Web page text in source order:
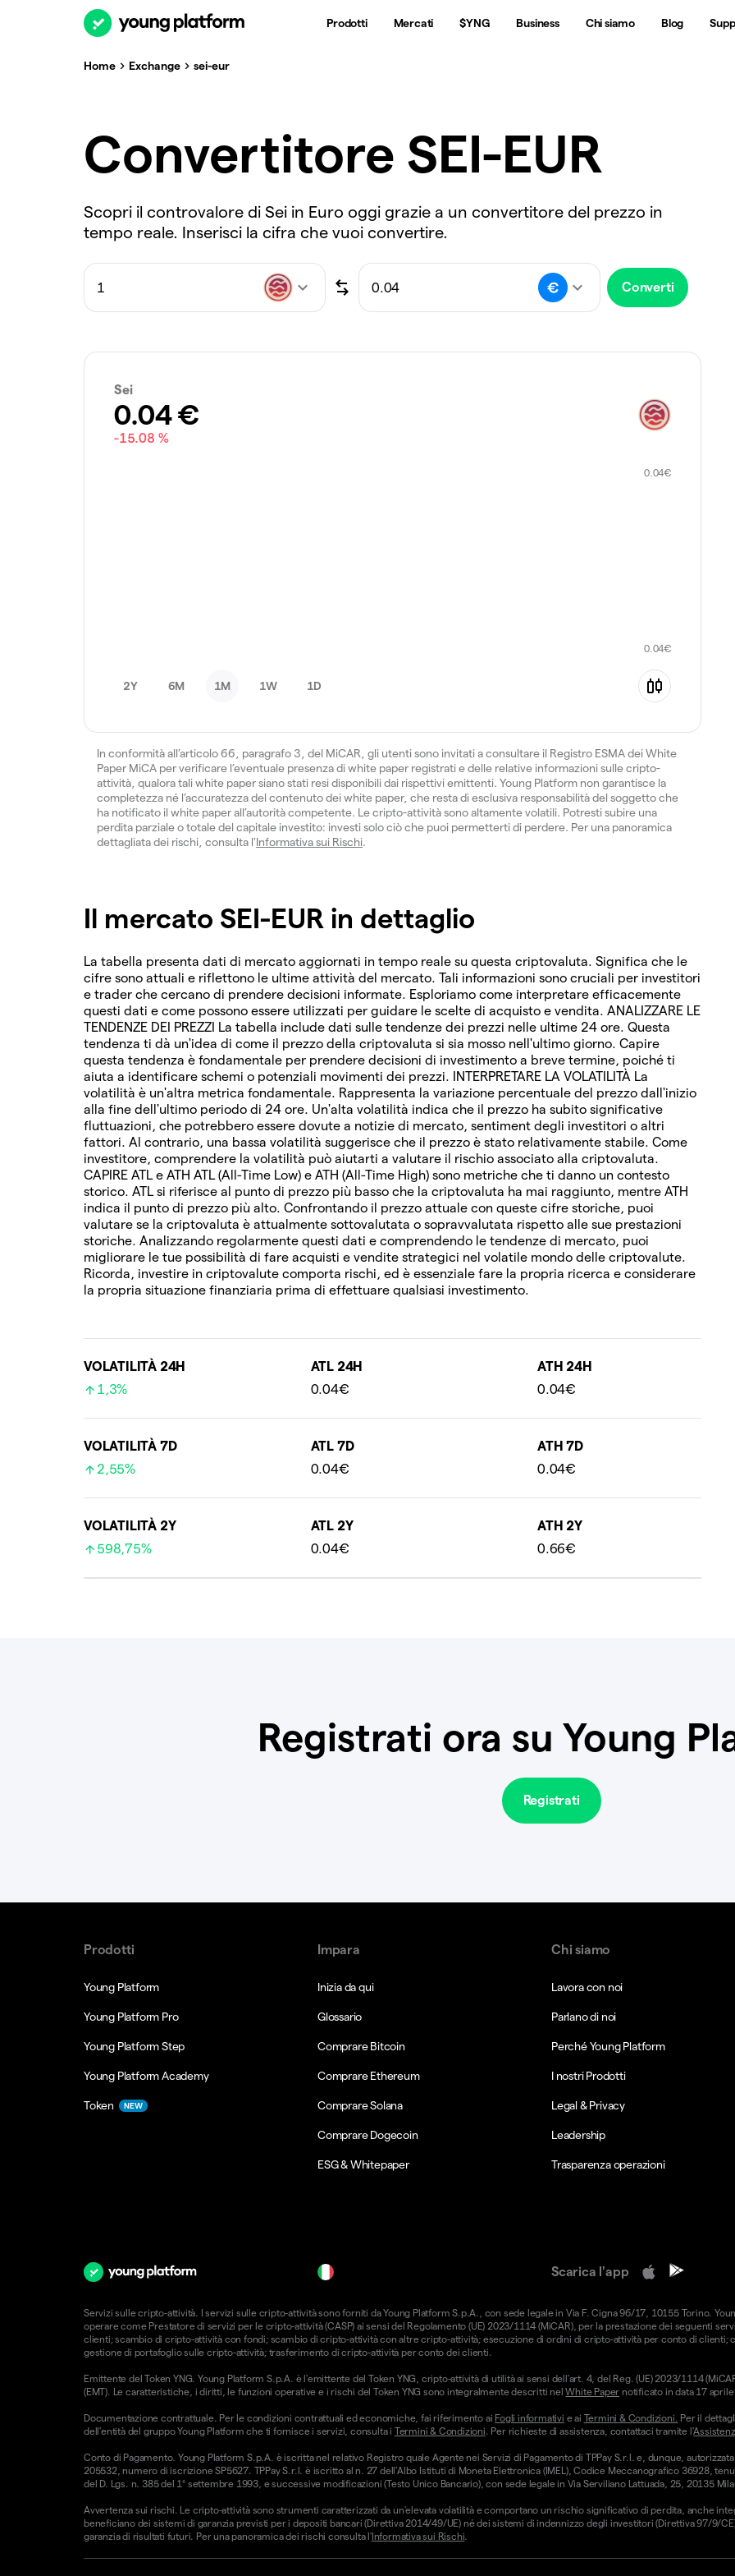
Prodotti Mercati $YNG Business Chi siamo Blog
Home Exchange sei-eur
Convertitore SEI-EUR
Scopri il controvalore di Sei in Euro oggi grazie a un convertitore del prezzo in
tempo reale. Inserisci la cifra che vuoi convertire.
Converti
Sei
0.04 €
-15.08 %
0.04€
0.04€
2Y 6M 1M 1W 1D
In conformità all’articolo 66, paragrafo 3, del MiCAR, gli utenti sono invitati a consultare il Registro ESMA dei White
Paper MiCA per verificare l’eventuale presenza di white paper registrati e delle relative informazioni sulle cripto-
attività, qualora tali white paper siano stati resi disponibili dai rispettivi emittenti. Young Platform non garantisce la
completezza né l’accuratezza del contenuto dei white paper, che resta di esclusiva responsabilità del soggetto che
ha notificato il white paper all’autorità competente. Le cripto-attività sono altamente volatili. Potresti subire una
perdita parziale o totale del capitale investito: investi solo ciò che puoi permetterti di perdere. Per una panoramica
dettagliata dei rischi, consulta l'Informativa sui Rischi.
Il mercato SEI-EUR in dettaglio
La tabella presenta dati di mercato aggiornati in tempo reale su questa criptovaluta. Significa che le
cifre sono attuali e riflettono le ultime attività del mercato. Tali informazioni sono cruciali per investitori
e trader che cercano di prendere decisioni informate. Esploriamo come interpretare efficacemente
questi dati e come possono essere utilizzati per guidare le scelte di acquisto e vendita. ANALIZZARE LE
TENDENZE DEI PREZZI La tabella include dati sulle tendenze dei prezzi nelle ultime 24 ore. Questa
tendenza ti dà un'idea di come il prezzo della criptovaluta si sia mosso nell'ultimo giorno. Capire
questa tendenza è fondamentale per prendere decisioni di investimento a breve termine, poiché ti
aiuta a identificare schemi o potenziali movimenti dei prezzi. INTERPRETARE LA VOLATILITÀ La
volatilità è un'altra metrica fondamentale. Rappresenta la variazione percentuale del prezzo dall'inizio
alla fine dell'ultimo periodo di 24 ore. Un'alta volatilità indica che il prezzo ha subito significative
fluttuazioni, che potrebbero essere dovute a notizie di mercato, sentiment degli investitori o altri
fattori. Al contrario, una bassa volatilità suggerisce che il prezzo è stato relativamente stabile. Come
investitore, comprendere la volatilità può aiutarti a valutare il rischio associato alla criptovaluta.
CAPIRE ATL e ATH ATL (All-Time Low) e ATH (All-Time High) sono metriche che ti danno un contesto
storico. ATL si riferisce al punto di prezzo più basso che la criptovaluta ha mai raggiunto, mentre ATH
indica il punto di prezzo più alto. Confrontando il prezzo attuale con queste cifre storiche, puoi
valutare se la criptovaluta è attualmente sottovalutata o sopravvalutata rispetto alle sue prestazioni
storiche. Analizzando regolarmente questi dati e comprendendo le tendenze di mercato, puoi
migliorare le tue possibilità di fare acquisti e vendite strategici nel volatile mondo delle criptovalute.
Ricorda, investire in criptovalute comporta rischi, ed è essenziale fare la propria ricerca e considerare
la propria situazione finanziaria prima di effettuare qualsiasi investimento.
VOLATILITÀ 24H
1,3%
ATL 24H
0.04€
ATH 24H
0.04€
VOLATILITÀ 7D
2,55%
ATL 7D
0.04€
ATH 7D
0.04€
VOLATILITÀ 2Y
598,75%
ATL 2Y
0.04€
ATH 2Y
0.66€
Registrati ora su Young
Registrati
Prodotti
Young Platform
Young Platform Pro
Young Platform Step
Young Platform Academy
Token NEW
Impara
Inizia da qui
Glossario
Comprare Bitcoin
Comprare Ethereum
Comprare Solana
Comprare Dogecoin
ESG & Whitepaper
Chi siamo
Lavora con noi
Parlano di noi
Perché Young Platform
I nostri Prodotti
Legal & Privacy
Leadership
Trasparenza operazioni
Scarica l'app
Servizi sulle cripto-attività. I servizi sulle cripto-attività sono forniti da Young Platform S.p.A., con sede legale in Via F. Cigna 96/17, 10155 Torino.
operare come Prestatore di servizi per le cripto-attività (CASP) ai sensi del Regolamento (UE) 2023/1114 (MiCAR), per la prestazione dei seguenti
clienti; scambio di cripto-attività con fondi; scambio di cripto-attività con altre cripto-attività; esecuzione di ordini di cripto-attività per conto di
gestione di portafoglio sulle cripto-attività; trasferimento di cripto-attività per conto dei clienti.
Emittente del Token YNG. Young Platform S.p.A. è l'emittente del Token YNG, cripto-attività di utilità ai sensi dell'art. 4, del Reg. (UE) 2023/1114
(EMT). Le caratteristiche, i diritti, le funzioni operative e i rischi del Token YNG sono integralmente descritti nelWhite Paper notificato in data 17 aprile
Documentazione contrattuale. Per le condizioni contrattuali ed economiche, fai riferimento ai Fogli informativi e ai Termini & Condizioni. Per il
dell'entità del gruppo Young Platform che ti fornisce i servizi, consulta i Termini & Condizioni. Per richieste di assistenza, contattaci tramite l'
Conto di Pagamento. Young Platform S.p.A. è iscritta nel relativo Registro quale Agente nei Servizi di Pagamento di TPPay S.r.l. e, dunque,
205532, numero di iscrizione SP5627. TPPay S.r.l. è iscritto al n. 27 dell’Albo Istituti di Moneta Elettronica (IMEL), Codice Meccanografico 36928,
del D. Lgs. n. 385 del 1° settembre 1993, e successive modificazioni (Testo Unico Bancario), con sede legale in Via Serviliano Lattuada, 25, 20135
Avvertenza sui rischi. Le cripto-attività sono strumenti caratterizzati da un'elevata volatilità e comportano un rischio significativo di perdita, anche
beneficiano dei sistemi di garanzia previsti per i depositi bancari (Direttiva 2014/49/UE) né dei sistemi di indennizzo degli investitori (Direttiva 97/9/
garanzia di risultati futuri. Per una panoramica dei rischi consulta l'Informativa sui Rischi.